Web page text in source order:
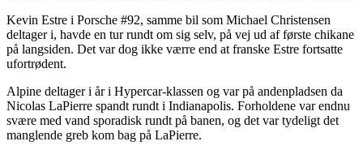
Kevin Estre i Porsche #92, samme bil som Michael Christensen
deltager i, havde en tur rundt om sig selv, på vej ud af første chikane
på langsiden. Det var dog ikke værre end at franske Estre fortsatte
ufortrødent.
Alpine deltager i år i Hypercar-klassen og var på andenpladsen da
Nicolas LaPierre spandt rundt i Indianapolis. Forholdene var endnu
svære med vand sporadisk rundt på banen, og det var tydeligt det
manglende greb kom bag på LaPierre.